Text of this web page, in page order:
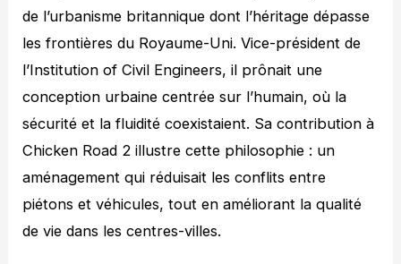
de l’urbanisme britannique dont l’héritage dépasse
les frontières du Royaume-Uni. Vice-président de
l’Institution of Civil Engineers, il prônait une
conception urbaine centrée sur l’humain, où la
sécurité et la fluidité coexistaient. Sa contribution à
Chicken Road 2 illustre cette philosophie : un
aménagement qui réduisait les conflits entre
piétons et véhicules, tout en améliorant la qualité
de vie dans les centres-villes.